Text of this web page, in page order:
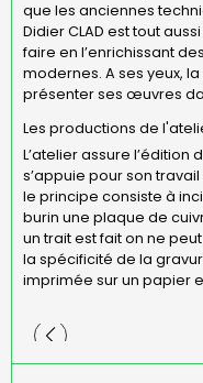
que les anciennes
Didier CLAD est tout
faire en l’enrichissant
modernes. A ses yeux,
présenter ses œuvres
Les productions de
L’atelier assure l’édition
s’appuie pour son
le principe consiste à
burin une plaque de
un trait est fait on ne
la spécificité de la
imprimée sur un papier